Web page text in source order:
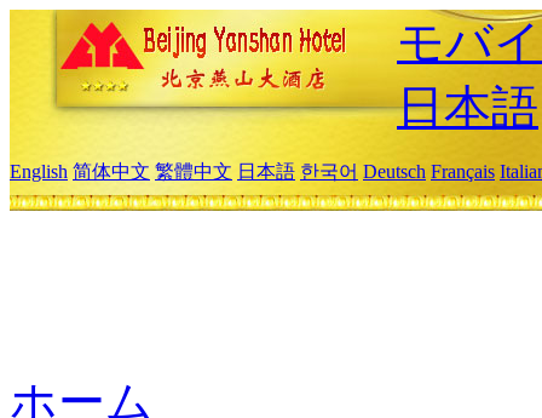
モバ
日本語
English 简体中文 繁體中文 日本語 한국어 Deutsch Français
ホーム